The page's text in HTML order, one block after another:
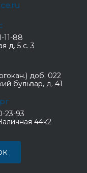
11-88
д. 5 с. 3
доб. 022
бульвар, д. 41
23-93
44к2